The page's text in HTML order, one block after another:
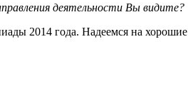
деятельности Вы видите?
2014 года. Надеемся на хорошие